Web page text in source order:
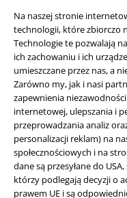
Na naszej stronie
technologii, które zbiorczo
Technologie te pozwalają
ich zachowaniu i ich
umieszczane przez nas, a
Zarówno my, jak i nasi
zapewnienia
internetowej, ulepszania i
przeprowadzania analiz
personalizacji reklam) na
społecznościowych i na
dane są przesyłane do
którzy podlegają decyzji o
prawem UE i są
Ściągnij nową aplikację
A Warner